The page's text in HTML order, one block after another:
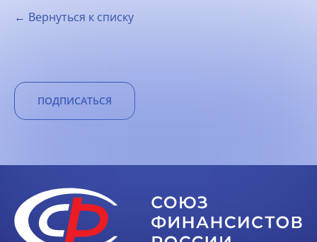
← Вернуться к списку
ПОДПИСАТЬСЯ